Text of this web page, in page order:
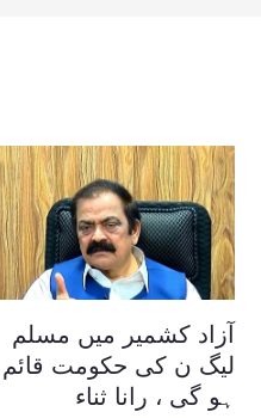
آزاد کشمیر میں مسلم
لیگ ن کی حکومت قائم
ہو گی ، رانا ثناء